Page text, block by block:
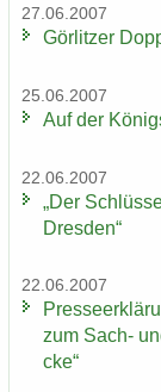
27.06.2007
Gör­lit­zer
25.06.2007
Auf der
22.06.2007
„Der
Dres­den“
22.06.2007
zum Sach-
cke“